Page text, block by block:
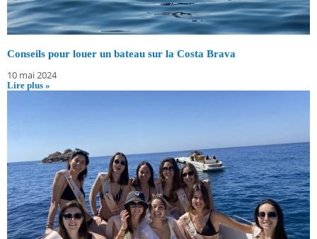
Conseils pour louer un bateau sur la Costa Brava
10 mai 2024
Lire plus »